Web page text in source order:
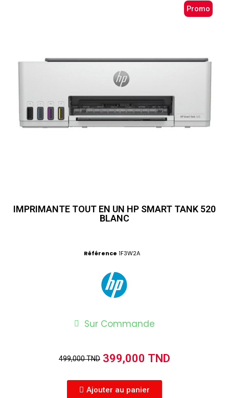
Promo
IMPRIMANTE TOUT EN UN HP SMART TANK 520
BLANC
Référence 1F3W2A
Sur Commande
499,000 TND 399,000 TND
Ajouter au panier